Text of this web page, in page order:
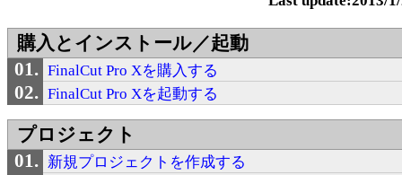
購入とインストール／起動
FinalCut Pro Xを購入する
FinalCut Pro Xを起動する
プロジェクト
新規プロジェクトを作成する